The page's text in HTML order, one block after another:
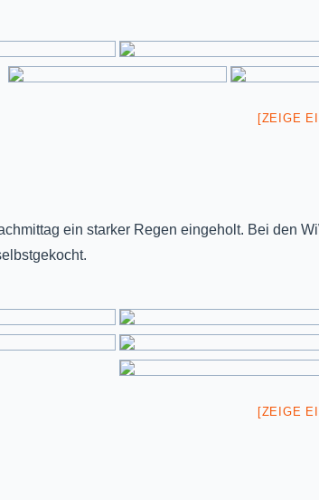
[ZEIGE
ein starker Regen eingeholt. Bei den
[ZEIGE